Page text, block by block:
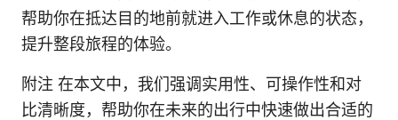
帮助你在抵达目的地前就进入工作或休息的状态，
提升整段旅程的体验。
附注 在本文中，我们强调实用性、可操作性和对
比清晰度，帮助你在未来的出行中快速做出合适的